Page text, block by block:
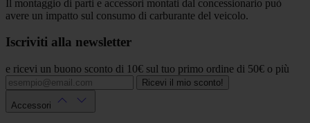
Il montaggio di parti e accessori montati dal concessionario può
avere un impatto sul consumo di carburante del veicolo.
Iscriviti alla newsletter
e ricevi un buono sconto di 10€ sul tuo primo ordine di 50€ o più
Ricevi il mio sconto!
Accessori